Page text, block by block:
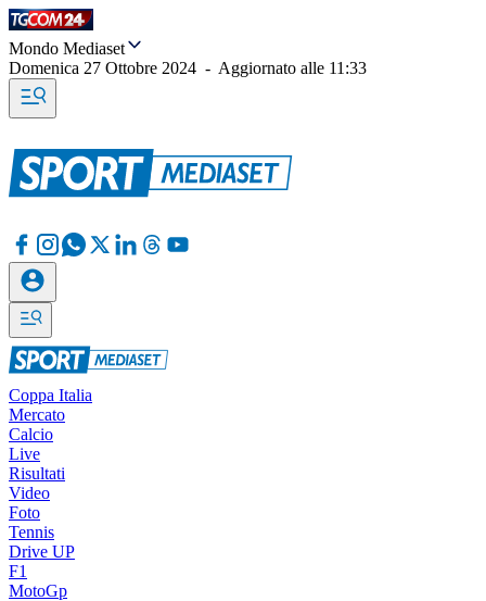
Mondo Mediaset
Domenica 27 Ottobre 2024 - Aggiornato alle 11:33
Coppa Italia
Mercato
Calcio
Live
Risultati
Video
Foto
Tennis
Drive UP
F1
MotoGp